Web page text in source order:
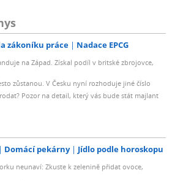
zákoníku práce Nadace EPCG
na Západ. Získal podíl v britské zbrojovce,
zůstanou. V Česku nyní rozhoduje jiné číslo
Pozor na detail, který vás bude stát majlant
Domácí pekárny Jídlo podle horoskopu
neunaví: Zkuste k zelenině přidat ovoce,